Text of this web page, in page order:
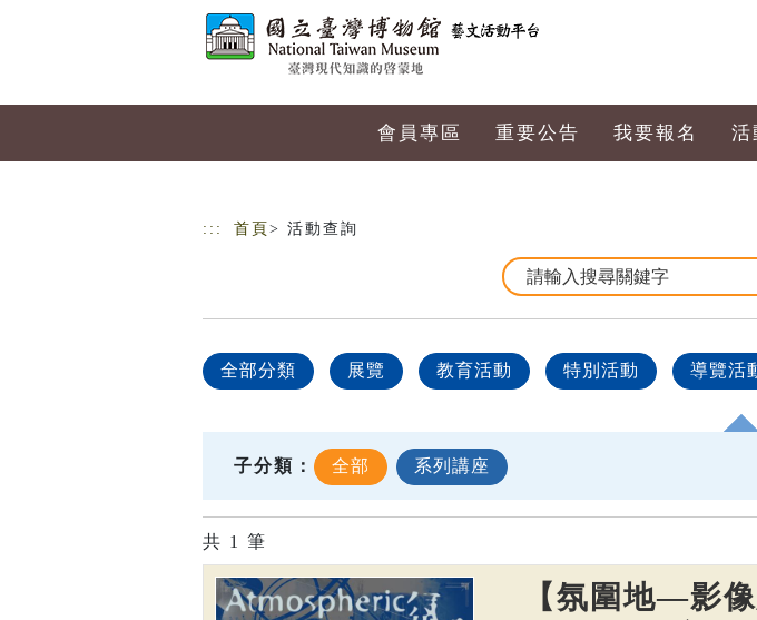
會員專區 重要公告 我要報名 活
::: 首頁 > 活動查詢
全部分類 展覽 教育活動 特別活動 導覽活
子分類： 全部 系列講座
共 1 筆
【氛圍地—影